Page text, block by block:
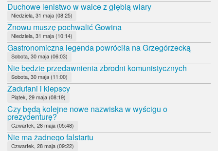
Duchowe lenistwo w walce z głębią wiary
Niedziela, 31 maja (08:25)
Znowu muszę pochwalić Gowina
Niedziela, 31 maja (10:14)
Gastronomiczna legenda powróciła na Grzegórzecką
Sobota, 30 maja (06:03)
Nie będzie przedawnienia zbrodni komunistycznych
Sobota, 30 maja (11:00)
Zadufani i kiepscy
Piątek, 29 maja (08:19)
Czy będą kolejne nowe nazwiska w wyścigu o
prezydenturę?
Czwartek, 28 maja (05:48)
Nie ma żadnego falstartu
Czwartek, 28 maja (09:22)